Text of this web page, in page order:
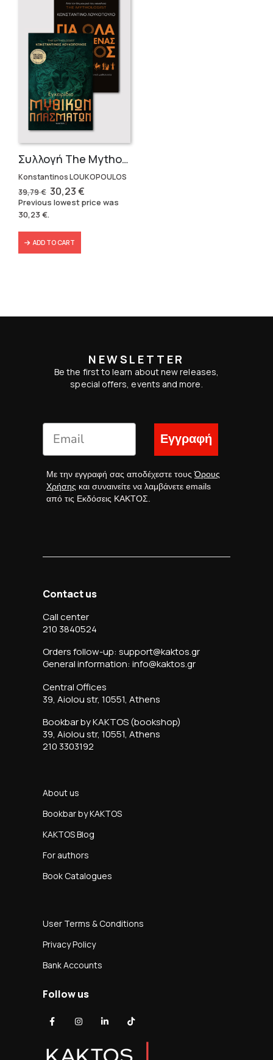
Συλλογή The Mythologist (2 βιβλία)
Konstantinos LOUKOPOULOS
39,79€ Original
price
was:
39,79 €.
30,23€Current
price
is:
Previous lowest price was
30,23€.
ADD TO CART
NEWSLETTER
Be the first to learn about new releases,
special offers, events and more.
Εγγραφή
Με την εγγραφή σας αποδέχεστε τουςΌρους
Χρήσης και συναινείτε να λαμβάνετε emails
από τις Εκδόσεις ΚΑΚΤΟΣ.
Contact us
Call center
210 3840524
Orders follow-up: support@kaktos.gr
General information: info@kaktos.gr
Central Offices
39, Aiolou str, 10551, Athens
Bookbar by KAKTOS (bookshop)
39, Aiolou str, 10551, Athens
210 3303192
About us
Bookbar by KAKTOS
KAKTOS Blog
For authors
Book Catalogues
User Terms & Conditions
Privacy Policy
Bank Accounts
Follow us